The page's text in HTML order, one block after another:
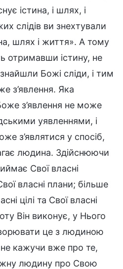
істина, і шлях, і
слідів ви знехтували
шлях і життя». А тому
отримавши істину, не
Божі сліди, і тим
з’явлення. Яка
з’явлення не може
уявленнями, і
з’являтися у спосіб,
людина. Здійснюючи
Свої власні
власні плани; більше
цілі та Свої власні
Він виконує, у Нього
це з людиною
кажучи вже про те,
людину про Свою